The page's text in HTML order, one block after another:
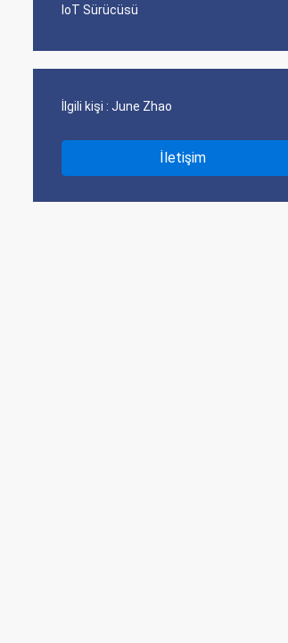
IoT Sürücüsü
İlgili kişi : June Zhao
İletişim